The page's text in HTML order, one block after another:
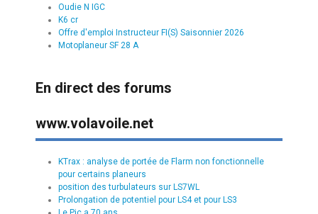
Oudie N IGC
K6 cr
Offre d'emploi Instructeur FI(S) Saisonnier 2026
Motoplaneur SF 28 A
En direct des forums
www.volavoile.net
KTrax : analyse de portée de Flarm non fonctionnelle
pour certains planeurs
position des turbulateurs sur LS7WL
Prolongation de potentiel pour LS4 et pour LS3